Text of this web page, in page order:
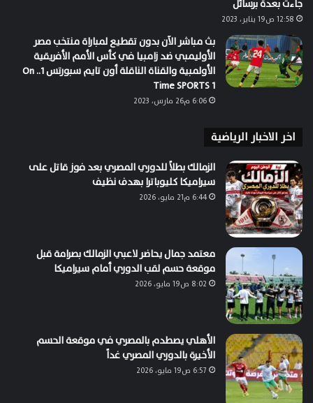
جاءت بعدة برسائل
12:58 ص19 يناير، 2023
بث مباشر الآن بدون تقطيع لمباراة منتخب مصر
الأوليمبي ضد زامبيا في كأس الأمم الأفريقية
الأولمبية والقناة الناقلة أون تايم سبورتس 1.. On
Time SPORTS 1
6:06 م26 مارس، 2023
اخر الاخبار الرياضية
الزمالك بطلاً للدوري المصري بعد فوز قاتل على
سيراميكا كليوباترا بهدف نظيف
6:44 م21 مايو، 2026
معتمد جمال يحاضر لاعبي الزمالك بصرامة قبل
موقعة حسم لقب الدوري أمام سيراميكا
8:02 ص19 مايو، 2026
الأهلي يصطدم بالمصري في موقعة الحسم
الأخيرة بالدوري المصري غداً
6:57 ص19 مايو، 2026